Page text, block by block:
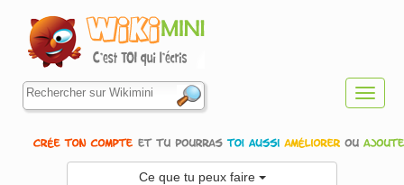
Ce que tu peux faire